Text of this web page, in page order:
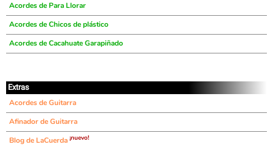
Acordes de Para Llorar
Acordes de Chicos de plástico
Acordes de Cacahuate Garapiñado
Extras
Acordes de Guitarra
Afinador de Guitarra
Blog de LaCuerda ¡nuevo!